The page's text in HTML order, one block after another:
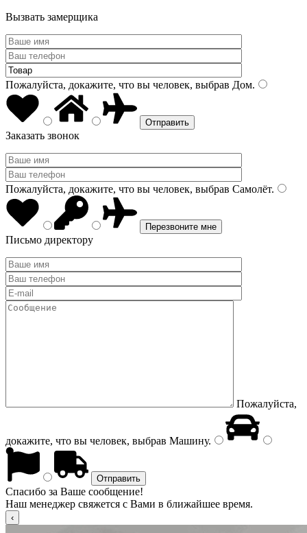
Вызвать замерщика
Пожалуйста, докажите, что вы человек, выбрав Дом.
Заказать звонок
Пожалуйста, докажите, что вы человек, выбрав Самолёт.
Письмо директору
Пожалуйста,
докажите, что вы человек, выбрав Машину.
Спасибо за Ваше сообщение!
Наш менеджер свяжется с Вами в ближайшее время.